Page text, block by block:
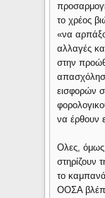
το χρέος
«να
αλλαγές
στην
εισφορών
να έρθουν
Ολες,
στηρίζουν
το
ΟΟΣΑ